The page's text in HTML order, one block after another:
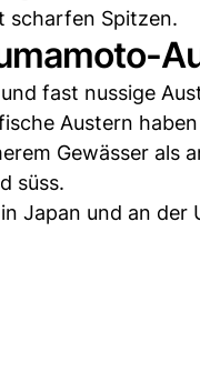
scharfen Spitzen.
fast nussige
Austern
Gewässer als
süss.
Japan und an der